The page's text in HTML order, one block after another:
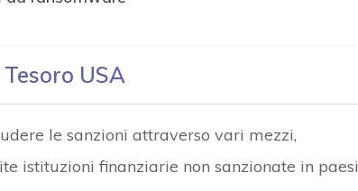
USA
le sanzioni attraverso vari mezzi,
istituzioni finanziarie non sanzionate in paesi